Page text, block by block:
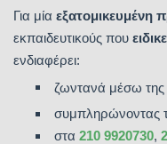
Για μία εξατομικευμένη
εκπαιδευτικούς που
ενδιαφέρει:
ζωντανά μέσω της
συμπληρώνοντας
στα 210 9920730,